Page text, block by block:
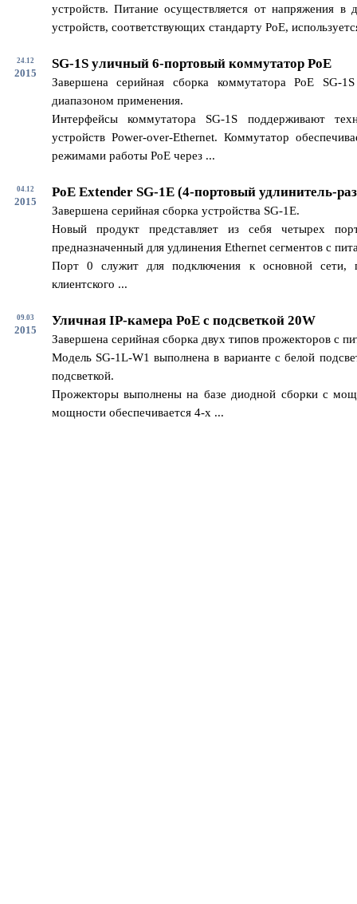
устройств. Питание осуществляется от напряжения
устройств, соответствующих стандарту PoE,
24.12
2015
SG-1S уличный 6-портовый коммутатор PoE
Завершена серийная сборка коммутатора PoE SG-
диапазоном применения.
Интерфейсы коммутатора SG-1S поддерживают
устройств Power-over-Ethernet. Коммутатор
режимами работы PoE через ...
04.12
2015
PoE Extender SG-1E (4-портовый удлинитель-
Завершена серийная сборка устройства SG-1E.
Новый продукт представляет из себя четырех
предназначенный для удлинения Ethernet сегментов с
Порт 0 служит для подключения к основной сети,
клиентского ...
09.03
2015
Уличная IP-камера PoE с подсветкой 20W
Завершена серийная сборка двух типов прожекторов с
Модель SG-1L-W1 выполнена в варианте с белой
подсветкой.
Прожекторы выполнены на базе диодной сборки с
мощности обеспечивается 4-х ...